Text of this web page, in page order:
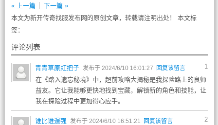
« 上一篇
下一篇 »
本文为新开传奇找服发布网的原创文章，转载请注明出处！ 本文标
签：
评论列表
1
青青草原虹把子 发布于 2024/6/10 16:01:27 回复该留言
在《踏入遗忘秘境》中，超前攻略大揭秘是我探险路上的良师
益友。它让我能够更快地找到宝藏，解锁新的角色和技能，让
我在探险过程中更加得心应手。
2
谁比谁逞强 发布于 2024/6/10 16:51:21 回复该留言